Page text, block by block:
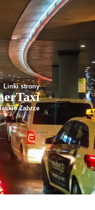
Linki strony
Zabrze